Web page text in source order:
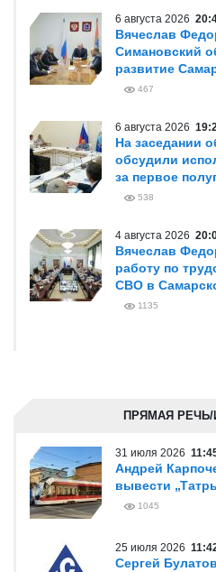
6 августа 2026
Вячеслав
Симановский
развитие
467
6 августа 2026
На заседании
обсудили
за первое
538
4 августа 2026
Вячеслав
работу по
СВО в
1135
ПРЯМАЯ
31 июля 2026
Андрей
вывести
1045
25 июля 2026
Сергей